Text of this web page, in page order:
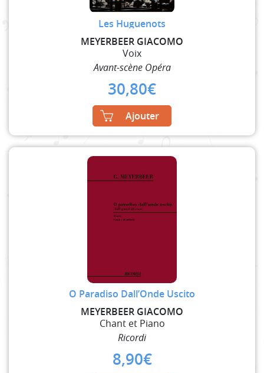
Les Huguenots
MEYERBEER GIACOMO
Voix
Avant-scène Opéra
30,80€
Ajouter
O Paradiso Dall’Onde Uscito
MEYERBEER GIACOMO
Chant et Piano
Ricordi
8,90€